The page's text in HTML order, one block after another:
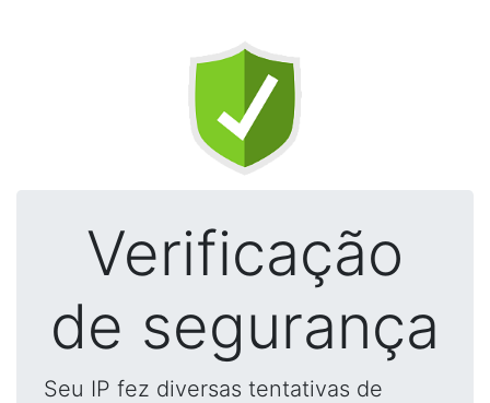
Verificação
de segurança
Seu IP fez diversas tentativas de